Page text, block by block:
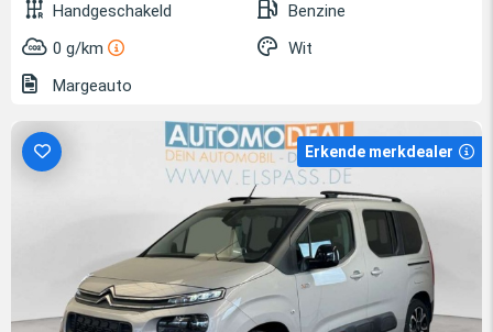
Handgeschakeld
Benzine
0 g/km
Wit
Margeauto
Erkende merkdealer